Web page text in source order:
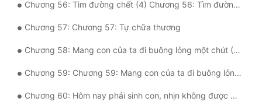
Chương 56: Tìm đường chết (4) Chương 56: Tìm đường chết (4)
Chương 57: Chương 57: Tự chữa thương
Chương 58: Mang con của ta đi buông lỏng một chút (1) Chương 58: Mang con của ta đi buông lỏng một chút (1)
Chương 59: Chương 59: Mang con của ta đi buông lỏng một chút (2)
Chương 60: Hôm nay phải sinh con, nhịn không được nữa rồi ! (1) Chương 60: Hôm nay phải sinh con, nhịn không được nữa rồi ! (1)